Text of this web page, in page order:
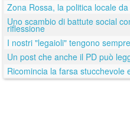
Zona Rossa, la politica locale
Uno scambio di battute social
riflessione
I nostri "legaioli" tengono
Un post che anche il PD può
Ricomincia la farsa stucchevole